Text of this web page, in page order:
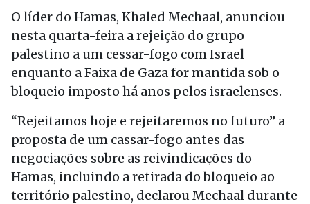
O líder do Hamas, Khaled Mechaal, anunciou
nesta quarta-feira a rejeição do grupo
palestino a um cessar-fogo com Israel
enquanto a Faixa de Gaza for mantida sob o
bloqueio imposto há anos pelos israelenses.
“Rejeitamos hoje e rejeitaremos no futuro” a
proposta de um cassar-fogo antes das
negociações sobre as reivindicações do
Hamas, incluindo a retirada do bloqueio ao
território palestino, declarou Mechaal durante